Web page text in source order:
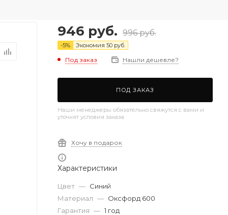
946 руб. 996руб.
-5% Экономия 50 руб.
Под заказ Нашли дешевле?
ПОД ЗАКАЗ
Наши менеджеры обязательно свяжутся с вами и
уточнят условия заказа
Хочу в подарок
Характеристики
Цвет — Синий
Материал — Оксфорд 600
Гарантия — 1 год